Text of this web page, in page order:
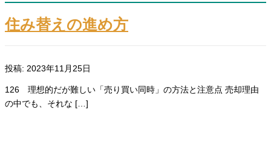
住み替えの進め方
投稿: 2023年11月25日
126 理想的だが難しい「売り買い同時」の方法と注意点 売却理由
の中でも、それな […]